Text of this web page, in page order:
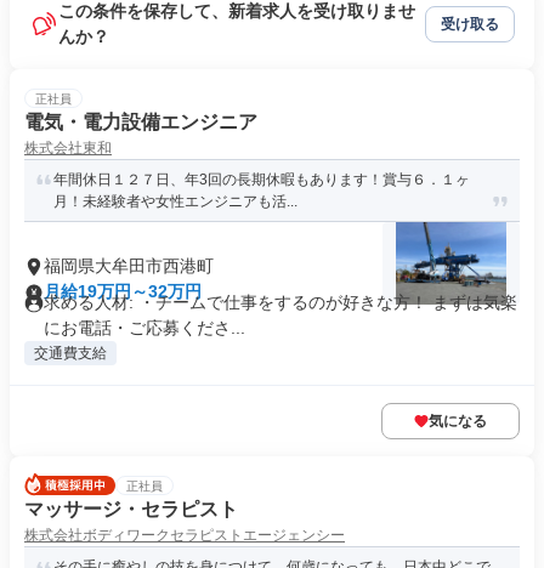
この条件を保存して、新着求人を受け取りませ
んか？
受け取る
正社員
電気・電力設備エンジニア
株式会社東和
年間休日１２７日、年3回の長期休暇もあります！賞与６．１ヶ
月！未経験者や女性エンジニアも活...
福岡県大牟田市西港町
月給19万円～32万円
求める人材: ・チームで仕事をするのが好きな方！ まずは気楽
にお電話・ご応募くださ...
交通費支給
気になる
正社員
マッサージ・セラピスト
株式会社ボディワークセラピストエージェンシー